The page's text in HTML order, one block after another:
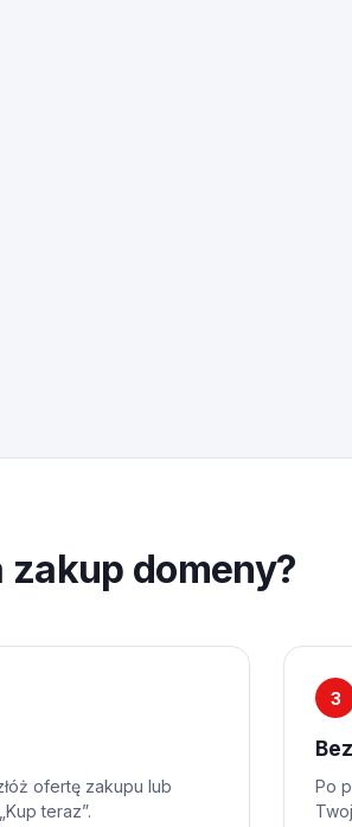
domeny?
ofertę zakupu lub
teraz”.
3
Po